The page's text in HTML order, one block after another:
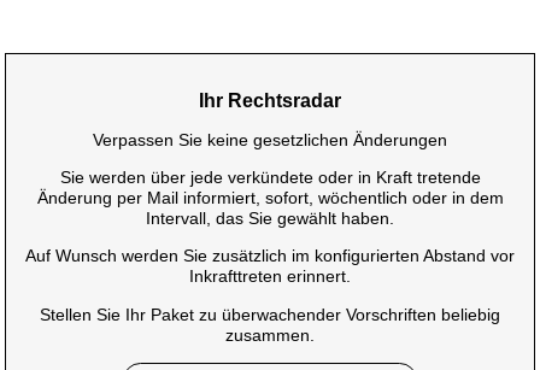
Ihr Rechtsradar
Verpassen Sie keine gesetzlichen Änderungen
Sie werden über jede verkündete oder in Kraft tretende
Änderung per Mail informiert, sofort, wöchentlich oder in dem
Intervall, das Sie gewählt haben.
Auf Wunsch werden Sie zusätzlich im konfigurierten Abstand vor
Inkrafttreten erinnert.
Stellen Sie Ihr Paket zu überwachender Vorschriften beliebig
zusammen.